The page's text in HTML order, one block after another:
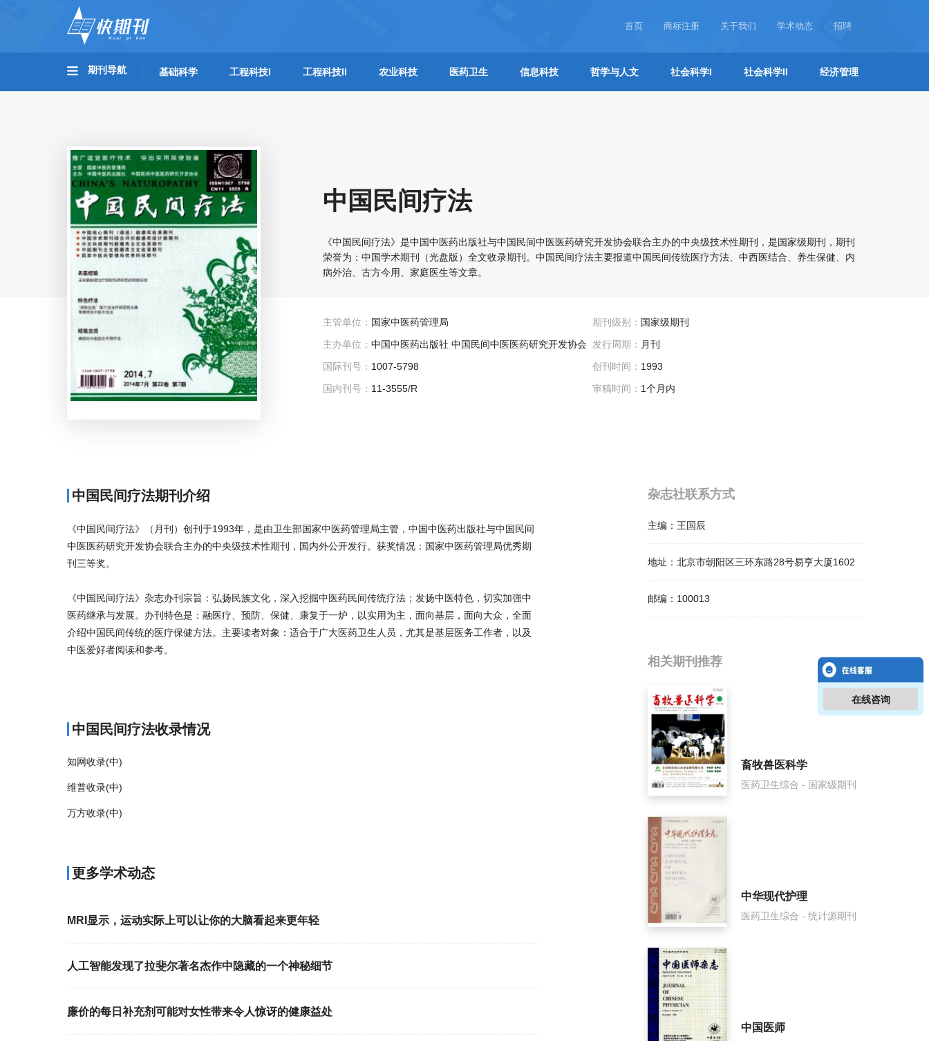
首页 商标注册 关于我们 学术动态 招聘
期刊导航 基础科学 工程科技I 工程科技II 农业科技 医药卫生 信息科技 哲学与人文 社会科学I 社会科学II 经济管理
中国民间疗法
《中国民间疗法》是中国中医药出版社与中国民间中医医药研究开发协会联合主办的中央级技术性期刊，是国家级期刊，期刊
荣誉为：中国学术期刊（光盘版）全文收录期刊。中国民间疗法主要报道中国民间传统医疗方法、中西医结合、养生保健、内
病外治、古方今用、家庭医生等文章。
主管单位： 国家中医药管理局
主办单位： 中国中医药出版社 中国民间中医医药研究开发协会
国际刊号： 1007-5798
国内刊号： 11-3555/R
期刊级别： 国家级期刊
发行周期： 月刊
创刊时间： 1993
审稿时间： 1个月内
中国民间疗法期刊介绍
《中国民间疗法》（月刊）创刊于1993年，是由卫生部国家中医药管理局主管，中国中医药出版社与中国民间
中医医药研究开发协会联合主办的中央级技术性期刊，国内外公开发行。获奖情况：国家中医药管理局优秀期
刊三等奖。
《中国民间疗法》杂志办刊宗旨：弘扬民族文化，深入挖掘中医药民间传统疗法；发扬中医特色，切实加强中
医药继承与发展。办刊特色是：融医疗、预防、保健、康复于一炉，以实用为主，面向基层，面向大众，全面
介绍中国民间传统的医疗保健方法。主要读者对象：适合于广大医药卫生人员，尤其是基层医务工作者，以及
中医爱好者阅读和参考。
中国民间疗法收录情况
知网收录(中)
维普收录(中)
万方收录(中)
更多学术动态
MRI显示，运动实际上可以让你的大脑看起来更年轻
人工智能发现了拉斐尔著名杰作中隐藏的一个神秘细节
廉价的每日补充剂可能对女性带来令人惊讶的健康益处
杂志社联系方式
主编： 王国辰
地址： 北京市朝阳区三环东路28号易亨大厦1602
邮编： 100013
相关提问
中国民间疗法影响因子是多少？
中国民间疗法怎么样？
中国民间疗法面费如何收取？
中国民间疗法是什么级别刊物？
中国民间疗法审稿要多久？
中国民间疗法是国家级期刊吗？
相关期刊推荐
畜牧兽医科学
医药卫生综合 - 国家级期刊
中华现代护理
医药卫生综合 - 统计源期刊
中国医师
在线咨询